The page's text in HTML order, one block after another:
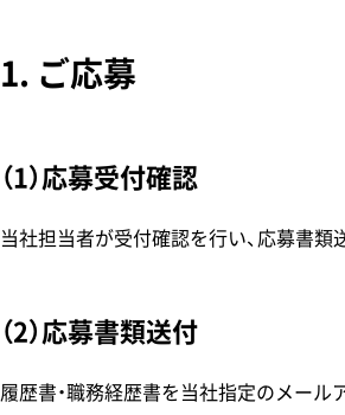
1. ご応募
（1）応募受付確認
当社担当者が受付確認を行い、応募書類
（2）応募書類送付
履歴書・職務経歴書を当社指定のメール